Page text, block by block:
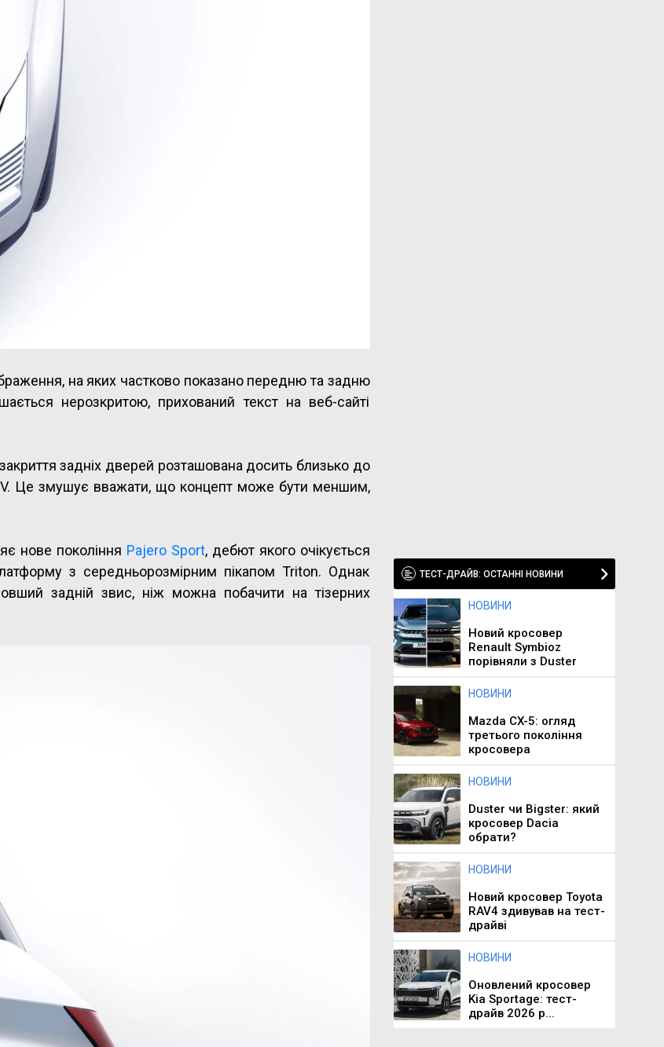
на яких частково показано передню та задню
нерозкритою, прихований текст на веб-сайті
задніх дверей розташована досить близько до
Це змушує вважати, що концепт може бути меншим,
нове покоління Pajero Sport, дебют якого очікується
з середньорозмірним пікапом Triton. Однак
задній звис, ніж можна побачити на тізерних
ТЕСТ-ДРАЙВ: ОСТАННІ НОВИНИ
НОВИНИ
Новий кросовер
Renault Symbioz
порівняли з Duster
НОВИНИ
Mazda CX-5: огляд
третього покоління
кросовера
НОВИНИ
Duster чи Bigster: який
кросовер Dacia
обрати?
НОВИНИ
Новий кросовер Toyota
RAV4 здивував на тест-
драйві
НОВИНИ
Оновлений кросовер
Kia Sportage: тест-
драйв 2026 р...